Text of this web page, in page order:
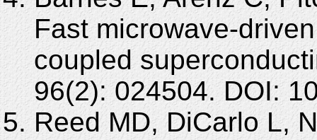
Fast microwave-
coupled
96(2): 024504. DOI:
Reed MD, DiCarlo L,